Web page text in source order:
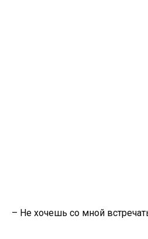
– Не хочешь со мной